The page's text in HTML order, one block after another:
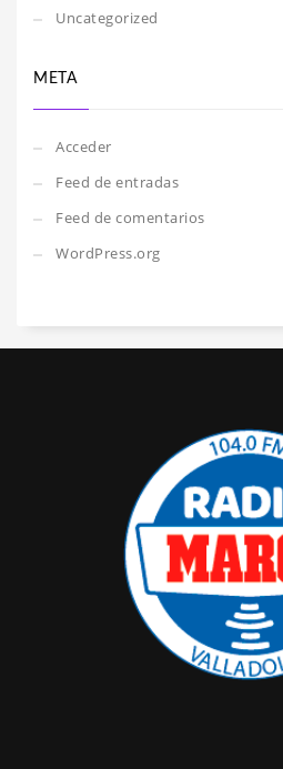
Uncategorized
META
Acceder
Feed de entradas
Feed de comentarios
WordPress.org